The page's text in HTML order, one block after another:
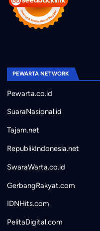
PEWARTA NETWORK
Pewarta.co.id
SuaraNasional.id
Tajam.net
RepublikIndonesia.net
SwaraWarta.co.id
GerbangRakyat.com
IDNHits.com
PelitaDigital.com